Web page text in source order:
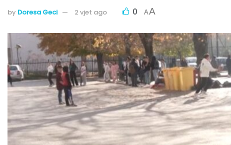
by Doresa Geci 2 vjet ago 0 AA